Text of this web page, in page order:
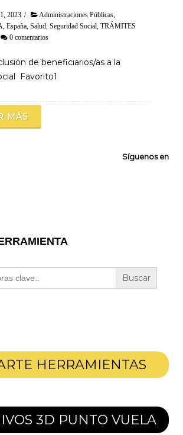
2023 / Administraciones Públicas
España Salud Seguridad Social
TRÁMITES
0 comentarios
de beneficiarios/as a la
Favorito1
MÁS
Síguenos en
HERRAMIENTAS
3D PUNTO VUELA